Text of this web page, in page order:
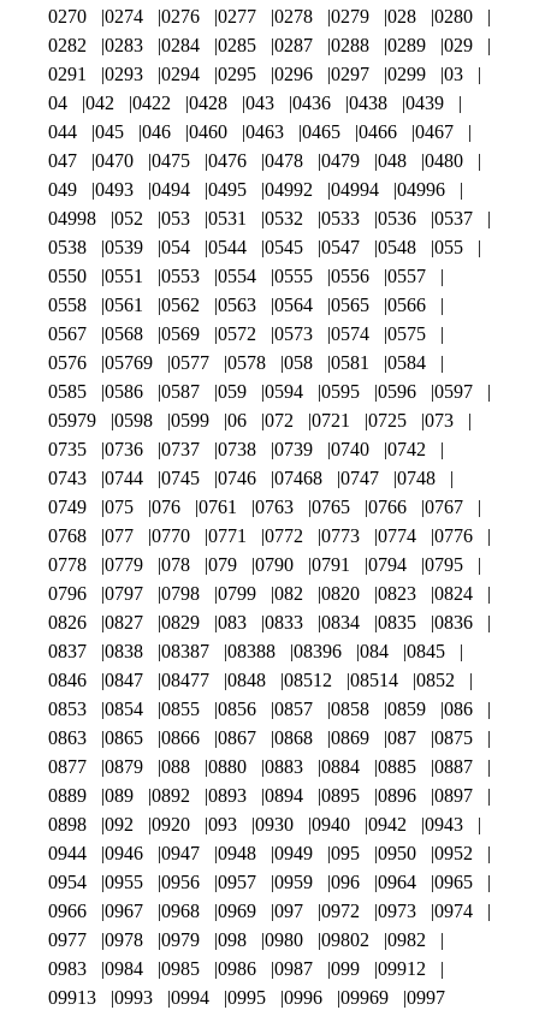
0270 0274 0276 0277 0278 0279 028
0280
0282
0283 0284 0285 0287 0288 0289
029
0291
0293 0294 0295 0296 0297 0299
03
04
042 0422 0428 043 0436 0438
0439
044
045 046 0460 0463 0465 0466
0467
047
0470 0475 0476 0478 0479 048
0480
049
0493 0494 0495 04992 04994
04996
04998
052 053 0531 0532 0533 0536
0537
0538
0539 054 0544 0545 0547 0548
055
0550
0551 0553 0554 0555 0556
0557
0558
0561 0562 0563 0564 0565
0566
0567
0568 0569 0572 0573 0574
0575
0576
05769 0577 0578 058 0581
0584
0585
0586 0587 059 0594 0595 0596
0597
05979
0598 0599 06 072 0721 0725
073
0735
0736 0737 0738 0739 0740
0742
0743
0744 0745 0746 07468 0747
0748
0749
075 076 0761 0763 0765 0766
0767
0768
077 0770 0771 0772 0773 0774
0776
0778
0779 078 079 0790 0791 0794
0795
0796
0797 0798 0799 082 0820 0823
0824
0826
0827 0829 083 0833 0834 0835
0836
0837
0838 08387 08388 08396 084
0845
0846
0847 08477 0848 08512 08514
0852
0853
0854 0855 0856 0857 0858 0859
086
0863
0865 0866 0867 0868 0869 087
0875
0877
0879 088 0880 0883 0884 0885
0887
0889
089 0892 0893 0894 0895 0896
0897
0898
092 0920 093 0930 0940 0942
0943
0944
0946 0947 0948 0949 095 0950
0952
0954
0955 0956 0957 0959 096 0964
0965
0966
0967 0968 0969 097 0972 0973
0974
0977
0978 0979 098 0980 09802
0982
0983
0984 0985 0986 0987 099
09912
09913
0993 0994 0995 0996 09969 0997